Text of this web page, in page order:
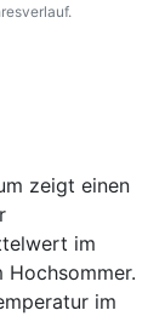
zeigt einen
im
im